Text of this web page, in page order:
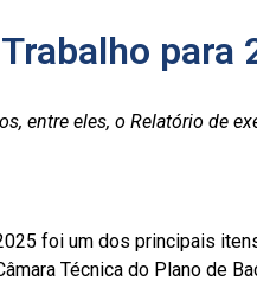
para
entre eles, o Relatório de
foi um dos principais
Técnica do Plano de